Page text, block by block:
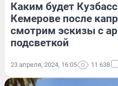
Каким будет
Кемерове после
смотрим эскизы с
подсветкой
23 апреля, 2024, 16:05 11 638